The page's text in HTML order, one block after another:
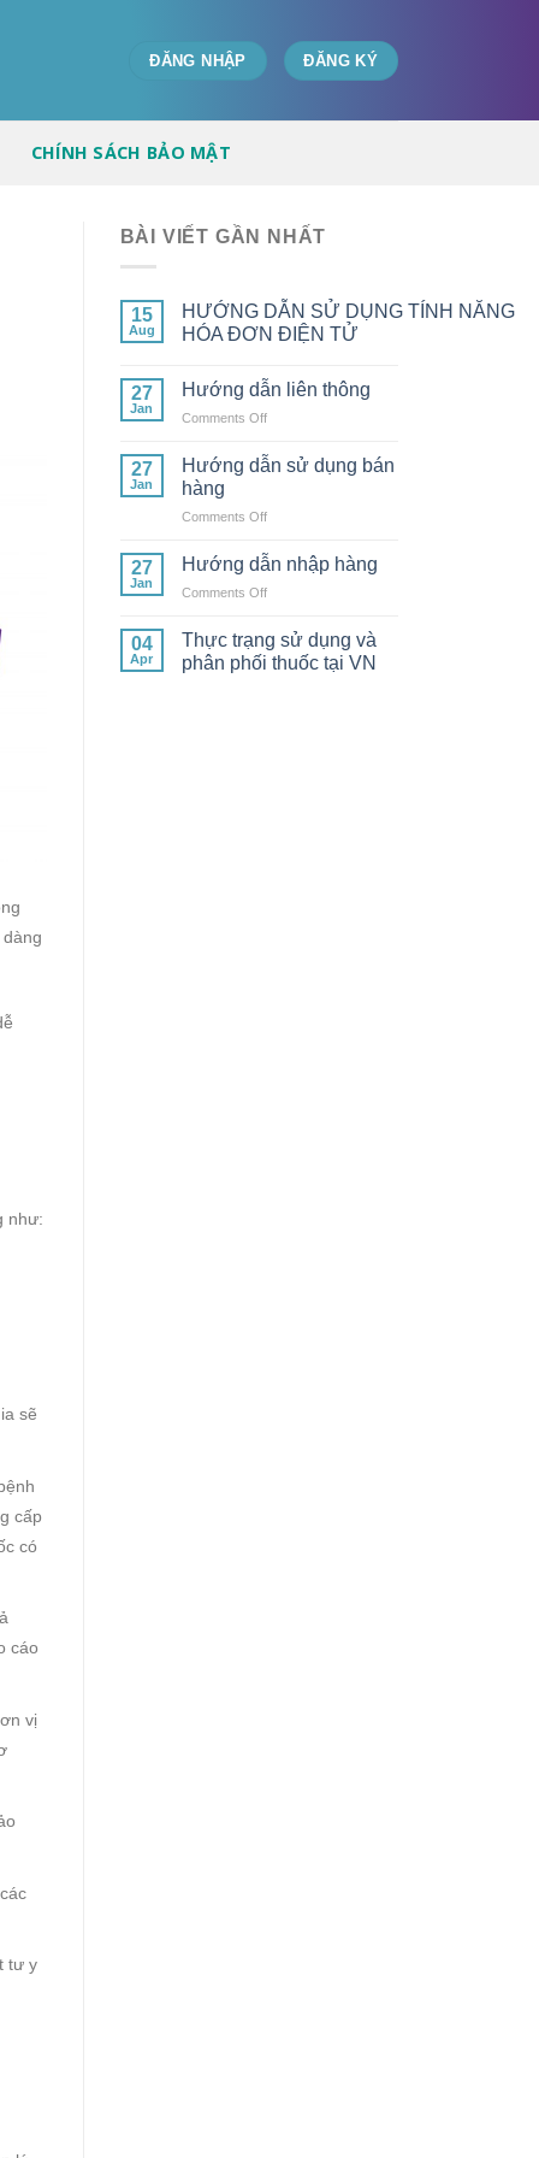
ĐĂNG NHẬP ĐĂNG KÝ
CHÍNH SÁCH BẢO MẬT
như:
sẽ
cấp
có
cáo
vị
tư y
BÀI VIẾT GẦN NHẤT
15
Aug
HƯỚNG DẪN SỬ DỤNG TÍNH NĂNG
HÓA ĐƠN ĐIỆN TỬ
27
Jan
Hướng dẫn liên thông
Comments Offon
dẫn
27
Jan
Hướng dẫn sử dụng bán
hàng
Comments Offon
dẫn
dụng
hàng
27
Jan
Hướng dẫn nhập hàng
Comments Offon
nhập
hàng
04
Apr
Thực trạng sử dụng và
phân phối thuốc tại VN